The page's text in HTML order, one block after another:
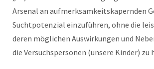
Arsenal an aufmerksamkeitskapernden
Suchtpotenzial einzuführen, ohne die
deren möglichen Auswirkungen und
die Versuchspersonen (unsere Kinder) zu